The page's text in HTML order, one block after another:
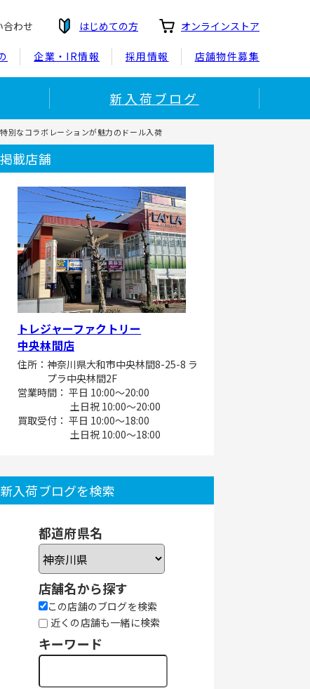
合わせ はじめての方 オンラインストア
企業・IR情報 採用情報 店舗物件募集
新入荷ブログ
別なコラボレーションが魅力のドール入荷
掲載店舗
トレジャーファクトリー
中央林間店
住所：神奈川県大和市中央林間8-25-8 ラ
プラ中央林間2F
営業時間： 平日 10:00～20:00
土日祝 10:00～20:00
買取受付： 平日 10:00～18:00
土日祝 10:00～18:00
新入荷ブログを検索
都道府県名
店舗名から探す
この店舗のブログを検索
近くの店舗も一緒に検索
キーワード